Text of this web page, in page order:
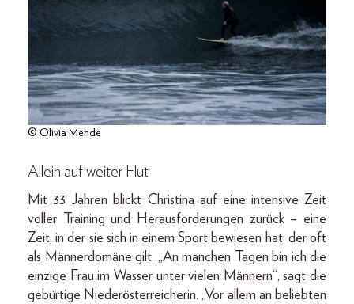
© Olivia Mende
Allein auf weiter Flut
Mit 33 Jahren blickt Christina auf eine intensive Zeit
voller Training und Herausforderungen zurück – eine
Zeit, in der sie sich in einem Sport bewiesen hat, der oft
als Männerdomäne gilt. „An manchen Tagen bin ich die
einzige Frau im Wasser unter vielen Männern“, sagt die
gebürtige Niederösterreicherin. „Vor allem an beliebten